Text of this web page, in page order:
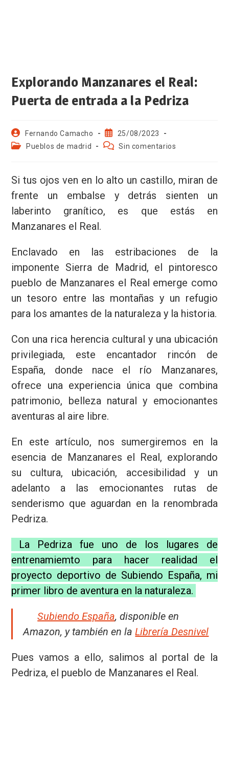
Explorando Manzanares el Real:
Puerta de entrada a la Pedriza
Fernando Camacho
25/08/2023
Pueblos de madrid
Sin comentarios
Si tus ojos ven en lo alto un castillo, miran de
frente un embalse y detrás sienten un
laberinto granítico, es que estás en
Manzanares el Real.
Enclavado en las estribaciones de la
imponente Sierra de Madrid, el pintoresco
pueblo de Manzanares el Real emerge como
un tesoro entre las montañas y un refugio
para los amantes de la naturaleza y la historia.
Con una rica herencia cultural y una ubicación
privilegiada, este encantador rincón de
España, donde nace el río Manzanares,
ofrece una experiencia única que combina
patrimonio, belleza natural y emocionantes
aventuras al aire libre.
En este artículo, nos sumergiremos en la
esencia de Manzanares el Real, explorando
su cultura, ubicación, accesibilidad y un
adelanto a las emocionantes rutas de
senderismo que aguardan en la renombrada
Pedriza.
La Pedriza fue uno de los lugares de
entrenamiemto para hacer realidad el
proyecto deportivo de Subiendo España, mi
primer libro de aventura en la naturaleza.
Subiendo España, disponible en
Amazon, ytambién en laLibrería Desnivel
Pues vamos a ello, salimos al portal de la
Pedriza, el pueblo de Manzanares el Real.